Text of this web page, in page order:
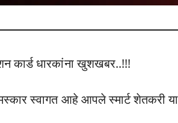
कार्ड धारकांना खुशखबर..!!!
स्वागत आहे आपले स्मार्ट शेतकरी